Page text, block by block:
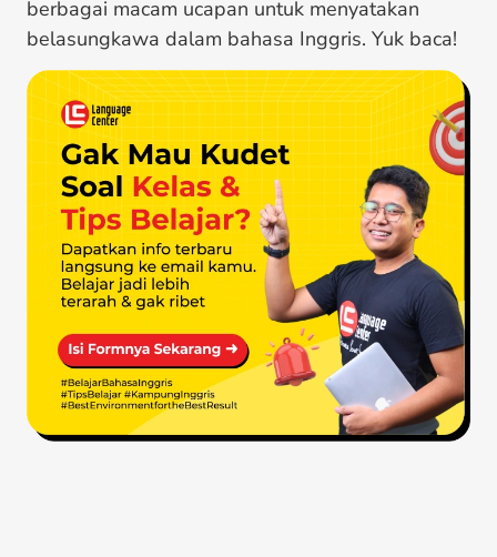
berbagai macam ucapan untuk menyatakan
belasungkawa dalam bahasa Inggris. Yuk baca!